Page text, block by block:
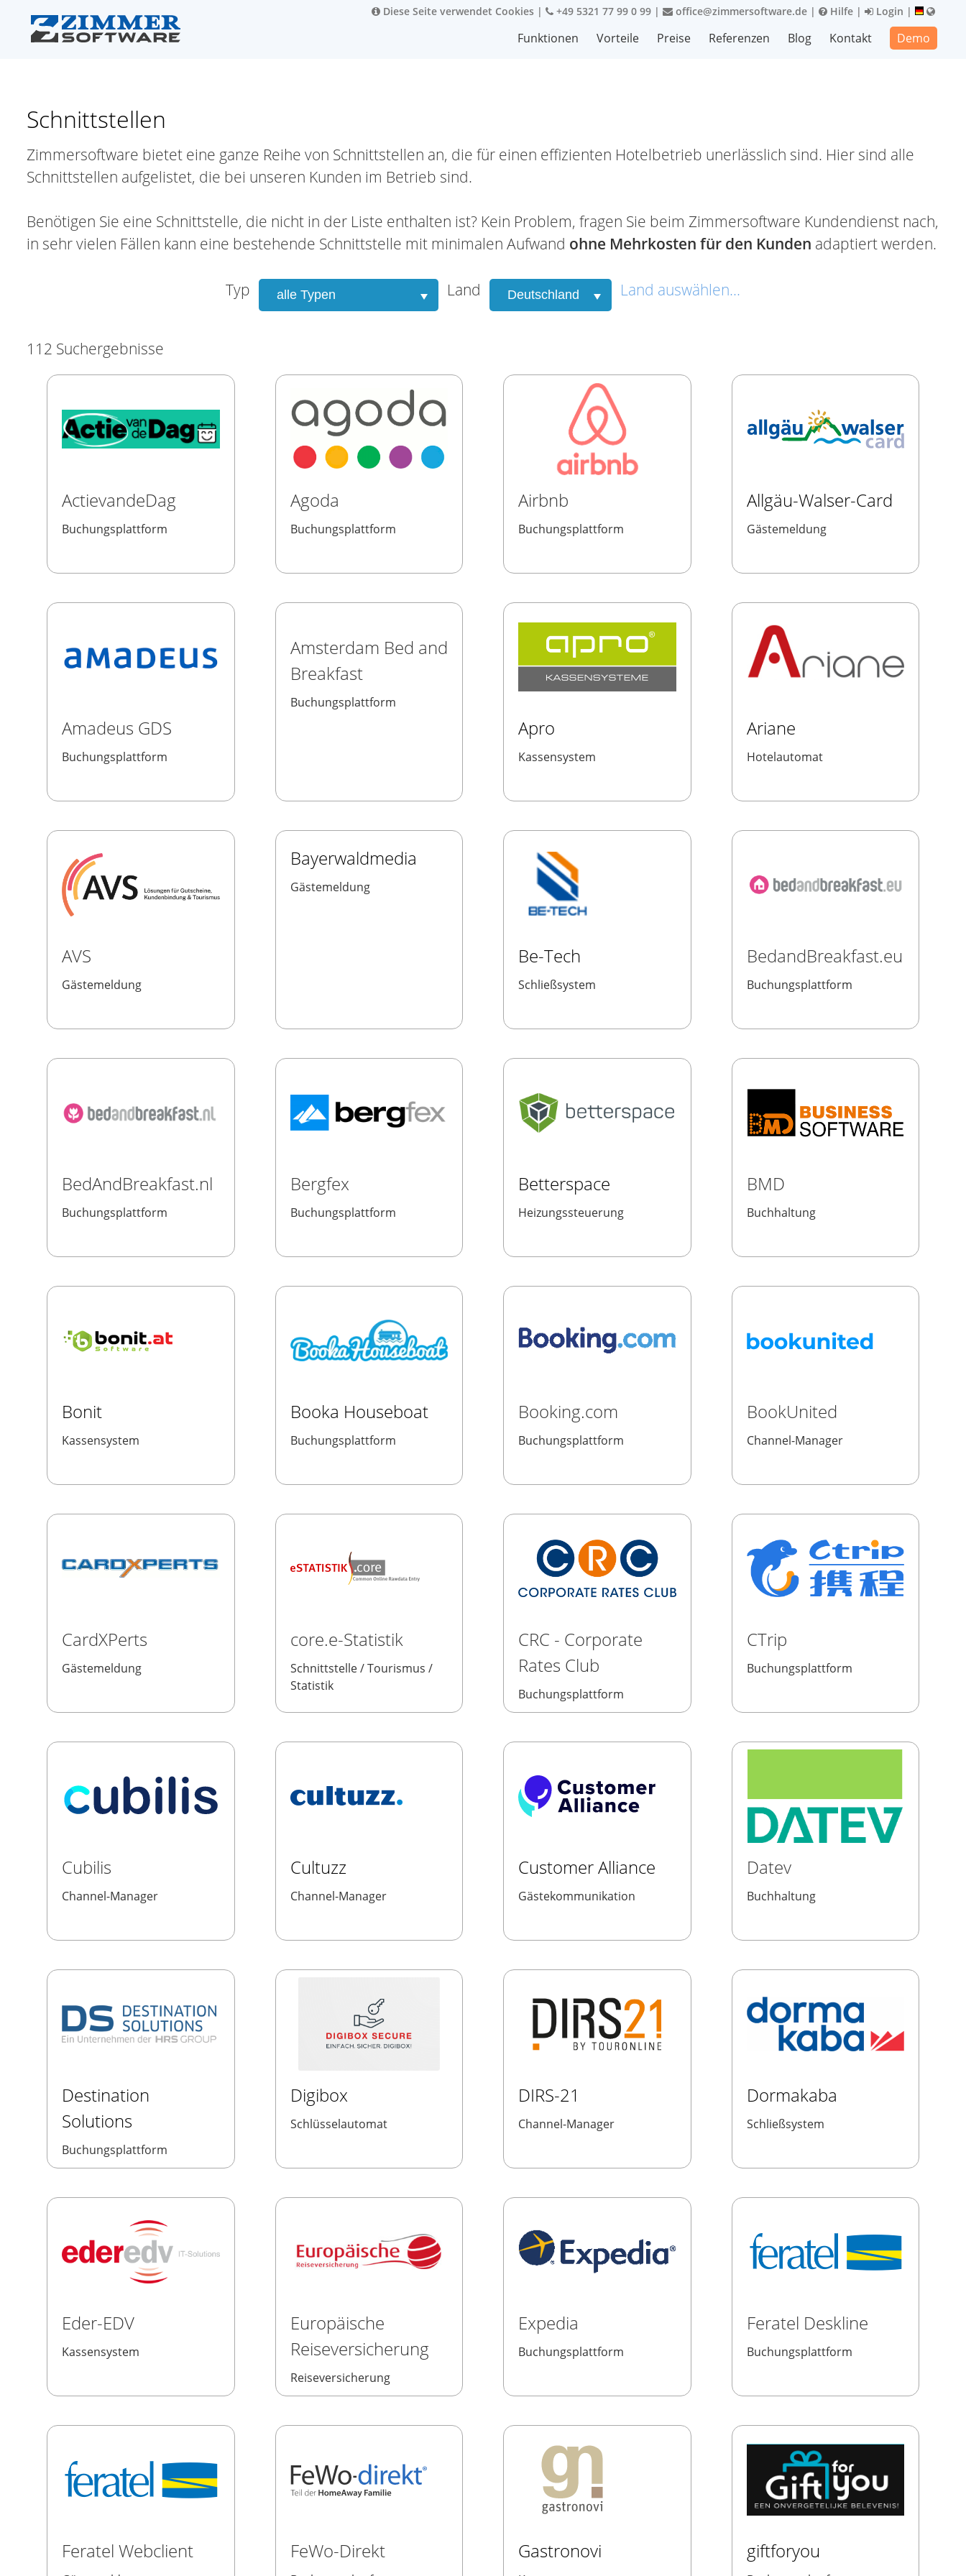
Diese Seite verwendet Cookies | +49 5321 77 99 0 99 | office@zimmersoftware.de | Hilfe | Login |
Funktionen Vorteile Preise Referenzen Blog Kontakt Demo
Schnittstellen
Zimmersoftware bietet eine ganze Reihe von Schnittstellen an, die für einen effizienten Hotelbetrieb unerlässlich sind. Hier sind alle
Schnittstellen aufgelistet, die bei unseren Kunden im Betrieb sind.
Benötigen Sie eine Schnittstelle, die nicht in der Liste enthalten ist? Kein Problem, fragen Sie beim Zimmersoftware Kundendienst nach,
in sehr vielen Fällen kann eine bestehende Schnittstelle mit minimalen Aufwand ohne Mehrkosten für den Kunden adaptiert werden.
Typ Land Land auswählen...
112 Suchergebnisse
ActievandeDag
Buchungsplattform
Agoda
Buchungsplattform
Airbnb
Buchungsplattform
Allgäu-Walser-Card
Gästemeldung
Amadeus GDS
Buchungsplattform
Amsterdam Bed and
Breakfast
Buchungsplattform
Apro
Kassensystem
Ariane
Hotelautomat
AVS
Gästemeldung
Bayerwaldmedia
Gästemeldung
Be-Tech
Schließsystem
BedandBreakfast.eu
Buchungsplattform
BedAndBreakfast.nl
Buchungsplattform
Bergfex
Buchungsplattform
Betterspace
Heizungssteuerung
BMD
Buchhaltung
Bonit
Kassensystem
Booka Houseboat
Buchungsplattform
Booking.com
Buchungsplattform
BookUnited
Channel-Manager
CardXPerts
Gästemeldung
core.e-Statistik
Schnittstelle / Tourismus /
Statistik
CRC - Corporate
Rates Club
Buchungsplattform
CTrip
Buchungsplattform
Cubilis
Channel-Manager
Cultuzz
Channel-Manager
Customer Alliance
Gästekommunikation
Datev
Buchhaltung
Destination
Solutions
Buchungsplattform
Digibox
Schlüsselautomat
DIRS-21
Channel-Manager
Dormakaba
Schließsystem
Eder-EDV
Kassensystem
Europäische
Reiseversicherung
Reiseversicherung
Expedia
Buchungsplattform
Feratel Deskline
Buchungsplattform
Feratel Webclient FeWo-Direkt Gastronovi giftforyou